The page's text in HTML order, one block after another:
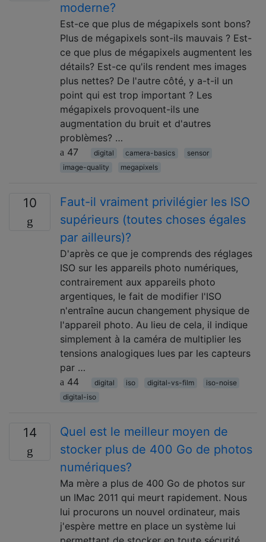
moderne?
Est-ce que plus de mégapixels sont bons?
Plus de mégapixels sont-ils mauvais ? Est-
ce que plus de mégapixels augmentent les
détails? Est-ce qu'ils rendent mes images
plus nettes? De l'autre côté, y a-t-il un
point qui est trop important ? Les
mégapixels provoquent-ils une
augmentation du bruit et d'autres
problèmes? …
47
digital camera-basics
sensor
image-quality
megapixels
10
Faut-il vraiment privilégier les ISO
supérieurs (toutes choses égales
par ailleurs)?
D'après ce que je comprends des réglages
ISO sur les appareils photo numériques,
contrairement aux appareils photo
argentiques, le fait de modifier l'ISO
n'entraîne aucun changement physique de
l'appareil photo. Au lieu de cela, il indique
simplement à la caméra de multiplier les
tensions analogiques lues par les capteurs
par …
44
digital iso digital-vs-film
iso-noise
digital-iso
14
Quel est le meilleur moyen de
stocker plus de 400 Go de photos
numériques?
Ma mère a plus de 400 Go de photos sur
un IMac 2011 qui meurt rapidement. Nous
lui procurons un nouvel ordinateur, mais
j'espère mettre en place un système lui